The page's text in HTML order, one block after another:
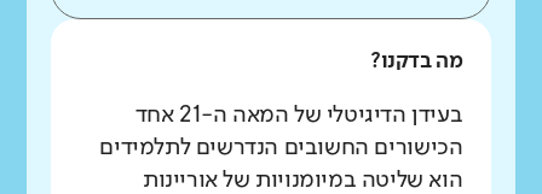
מה בדקנו?
בעידן הדיגיטלי של המאה ה-21 אחד
הכישורים החשובים הנדרשים לתלמידים
הוא שליטה במיומנויות של אוריינות